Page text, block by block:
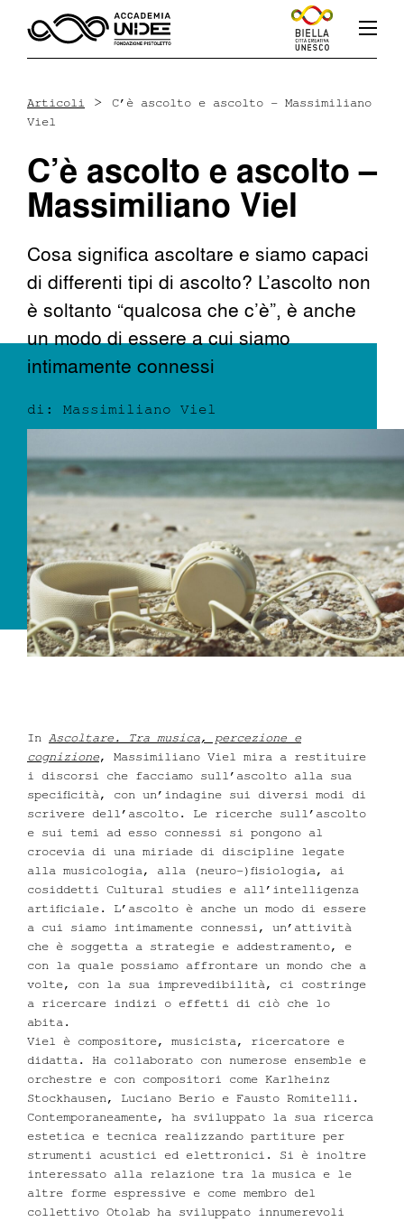
L’accademia
Corsi
Dove siamo
Iscrizioni
MAAU
Articoli > C’è ascolto e ascolto – Massimiliano
Viel
C’è ascolto e ascolto –
Massimiliano Viel
Cosa significa ascoltare e siamo capaci
di differenti tipi di ascolto? L’ascolto non
è soltanto “qualcosa che c’è”, è anche
un modo di essere a cui siamo
intimamente connessi
di: Massimiliano Viel
In Ascoltare. Tra musica, percezione e
cognizione, Massimiliano Viel mira a restituire
i discorsi che facciamo sull’ascolto alla sua
specificità, con un’indagine sui diversi modi di
scrivere dell’ascolto. Le ricerche sull’ascolto
e sui temi ad esso connessi si pongono al
crocevia di una miriade di discipline legate
alla musicologia, alla (neuro-)fisiologia, ai
cosiddetti Cultural studies e all’intelligenza
artificiale. L’ascolto è anche un modo di essere
a cui siamo intimamente connessi, un’attività
che è soggetta a strategie e addestramento, e
con la quale possiamo affrontare un mondo che a
volte, con la sua imprevedibilità, ci costringe
a ricercare indizi o effetti di ciò che lo
abita.
Viel è compositore, musicista, ricercatore e
didatta. Ha collaborato con numerose ensemble e
orchestre e con compositori come Karlheinz
Stockhausen, Luciano Berio e Fausto Romitelli.
Contemporaneamente, ha sviluppato la sua ricerca
estetica e tecnica realizzando partiture per
strumenti acustici ed elettronici. Si è inoltre
interessato alla relazione tra la musica e le
altre forme espressive e come membro del
collettivo Otolab ha sviluppato innumerevoli